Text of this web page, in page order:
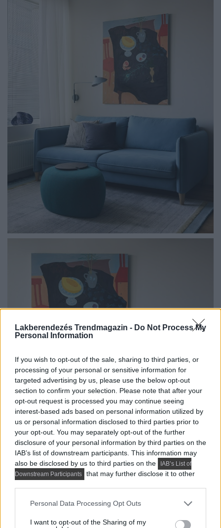
Lakberendezés Trendmagazin - Do Not Process My
Personal Information
If you wish to opt-out of the sale, sharing to third parties, or
processing of your personal or sensitive information for
targeted advertising by us, please use the below opt-out
section to confirm your selection. Please note that after your
opt-out request is processed you may continue seeing
interest-based ads based on personal information utilized by
us or personal information disclosed to third parties prior to
your opt-out. You may separately opt-out of the further
disclosure of your personal information by third parties on the
IAB’s list of downstream participants. This information may
also be disclosed by us to third parties on the
IAB’s List of
Downstream Participants
that may further disclose it to other
Please note that this website/app uses one or more Google
not limited to your visit or usage behaviour. You may click to
Personal Data Processing Opt Outs
I want to opt-out of the Sharing of my